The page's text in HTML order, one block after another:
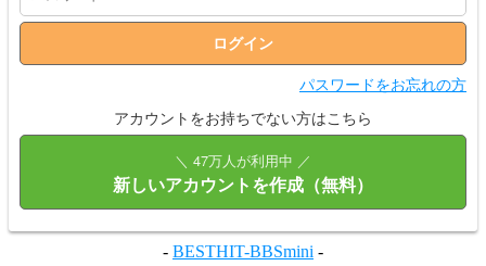
パスワードをお忘れの方
アカウントをお持ちでない方はこちら
＼ 47万人が利用中 ／
新しいアカウントを作成（無料）
- BESTHIT-BBSmini -